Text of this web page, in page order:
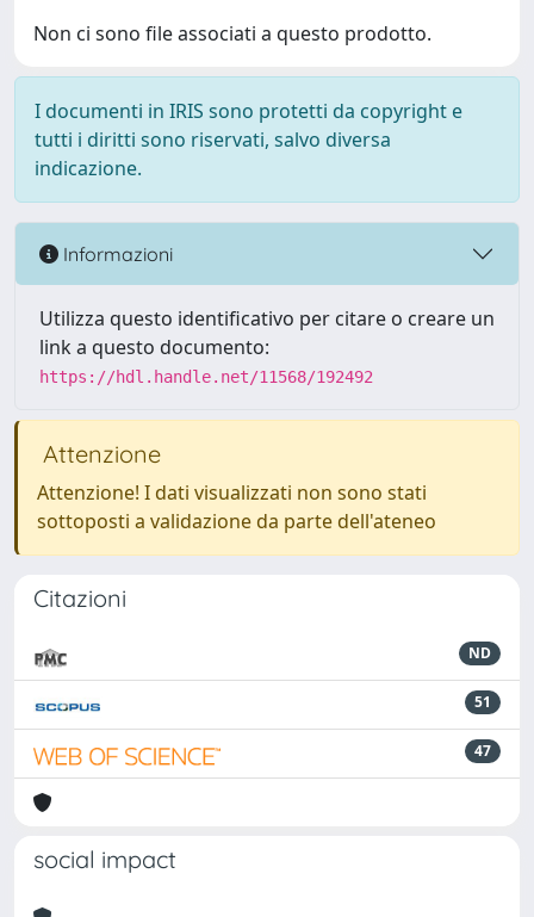
Non ci sono file associati a questo prodotto.
I documenti in IRIS sono protetti da copyright e
tutti i diritti sono riservati, salvo diversa
indicazione.
Informazioni
Utilizza questo identificativo per citare o creare un
link a questo documento:
https://hdl.handle.net/11568/192492
Attenzione
Attenzione! I dati visualizzati non sono stati
sottoposti a validazione da parte dell'ateneo
Citazioni
ND
51
47
social impact